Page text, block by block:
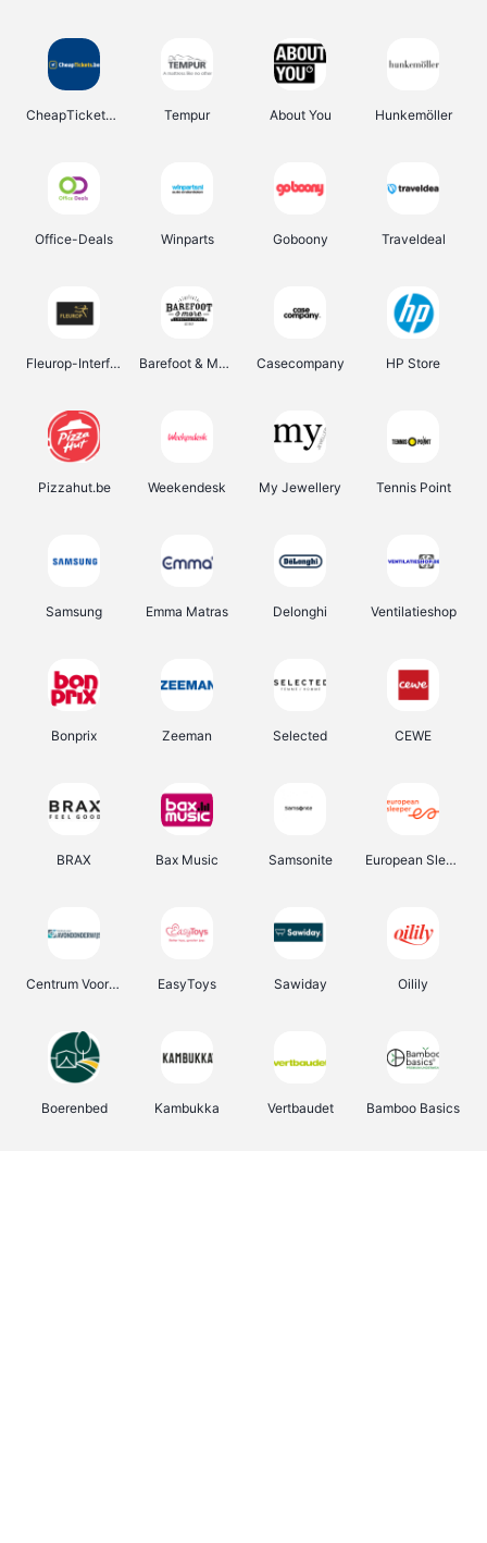
CheapTickets.be Tempur About You Hunkemöller
Office-Deals Winparts Goboony Traveldeal
Fleurop-Interflora Barefoot & More Casecompany HP Store
Pizzahut.be Weekendesk My Jewellery Tennis Point
Samsung Emma Matras Delonghi Ventilatieshop
Bonprix Zeeman Selected CEWE
BRAX Bax Music Samsonite European Sleeper
Centrum Voor Avondonderwijs EasyToys Sawiday Oilily
Boerenbed Kambukka Vertbaudet Bamboo Basics